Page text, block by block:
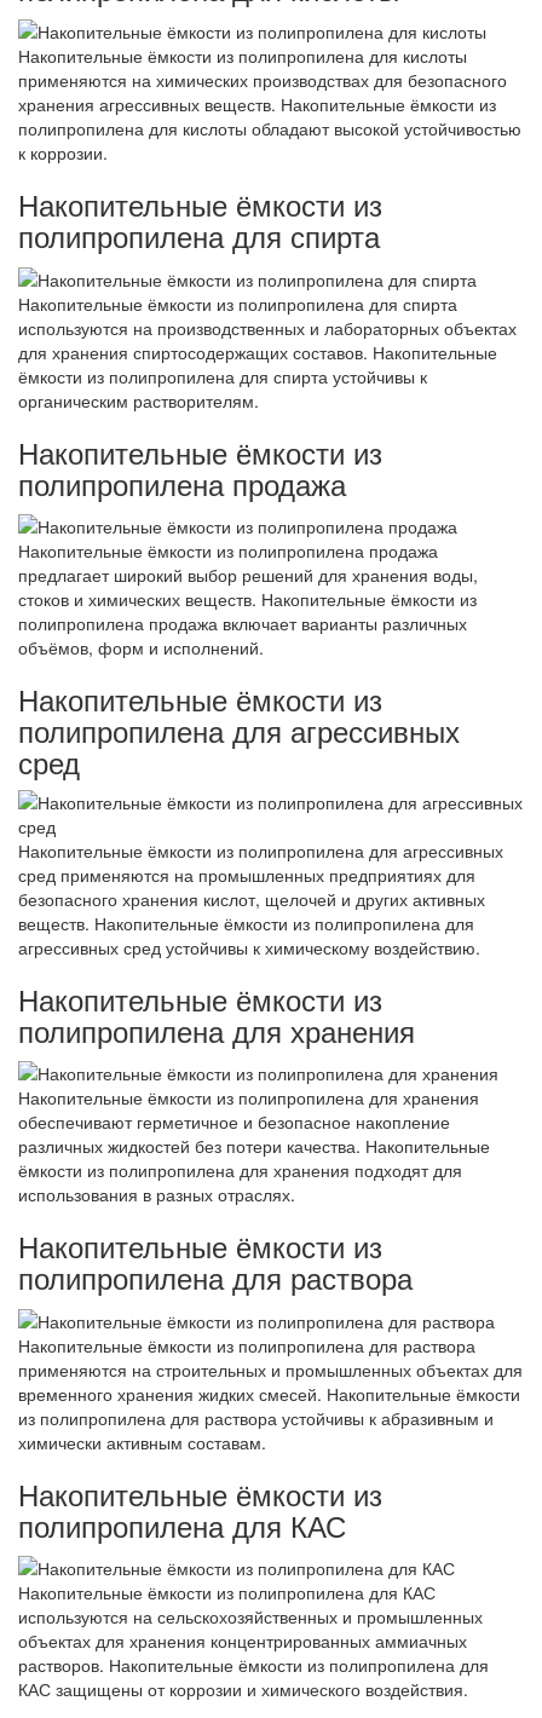
Накопительные ёмкости из полипропилена для кислоты
применяются на химических производствах для безопасного
хранения агрессивных веществ. Накопительные ёмкости из
полипропилена для кислоты обладают высокой устойчивостью
к коррозии.
Накопительные ёмкости из
полипропилена для спирта
Накопительные ёмкости из полипропилена для спирта
используются на производственных и лабораторных объектах
для хранения спиртосодержащих составов. Накопительные
ёмкости из полипропилена для спирта устойчивы к
органическим растворителям.
Накопительные ёмкости из
полипропилена продажа
Накопительные ёмкости из полипропилена продажа
предлагает широкий выбор решений для хранения воды,
стоков и химических веществ. Накопительные ёмкости из
полипропилена продажа включает варианты различных
объёмов, форм и исполнений.
Накопительные ёмкости из
полипропилена для агрессивных
сред
Накопительные ёмкости из полипропилена для агрессивных
сред применяются на промышленных предприятиях для
безопасного хранения кислот, щелочей и других активных
веществ. Накопительные ёмкости из полипропилена для
агрессивных сред устойчивы к химическому воздействию.
Накопительные ёмкости из
полипропилена для хранения
Накопительные ёмкости из полипропилена для хранения
обеспечивают герметичное и безопасное накопление
различных жидкостей без потери качества. Накопительные
ёмкости из полипропилена для хранения подходят для
использования в разных отраслях.
Накопительные ёмкости из
полипропилена для раствора
Накопительные ёмкости из полипропилена для раствора
применяются на строительных и промышленных объектах для
временного хранения жидких смесей. Накопительные ёмкости
из полипропилена для раствора устойчивы к абразивным и
химически активным составам.
Накопительные ёмкости из
полипропилена для КАС
Накопительные ёмкости из полипропилена для КАС
используются на сельскохозяйственных и промышленных
объектах для хранения концентрированных аммиачных
растворов. Накопительные ёмкости из полипропилена для
КАС защищены от коррозии и химического воздействия.